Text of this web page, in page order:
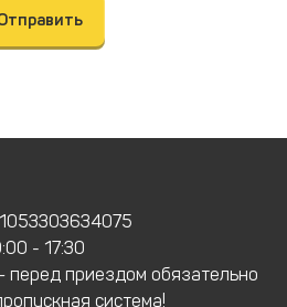
- 17:30
перед приездом обязательно
система!